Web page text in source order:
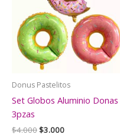
Donus Pastelitos
Set Globos Aluminio Donas
3pzas
$4.000El
$3.000El